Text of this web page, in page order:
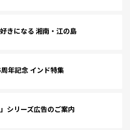
きになる 湘南・江の島
年記念 インド特集
シリーズ広告のご案内